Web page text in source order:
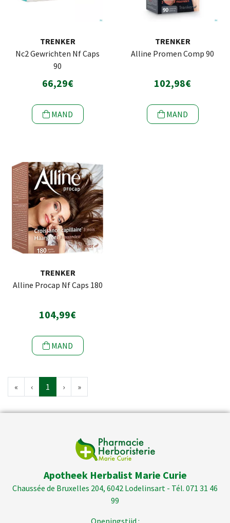
TRENKER
Nc2 Gewrichten Nf Caps
90
66,29€
MAND
TRENKER
Alline Promen Comp 90
102,98€
MAND
TRENKER
Alline Procap Nf Caps 180
104,99€
MAND
« ‹ 1 › »
Apotheek Herbalist Marie Curie
Chaussée de Bruxelles 204, 6042 Lodelinsart - Tél. 071 31 46
99
Openingstijd :